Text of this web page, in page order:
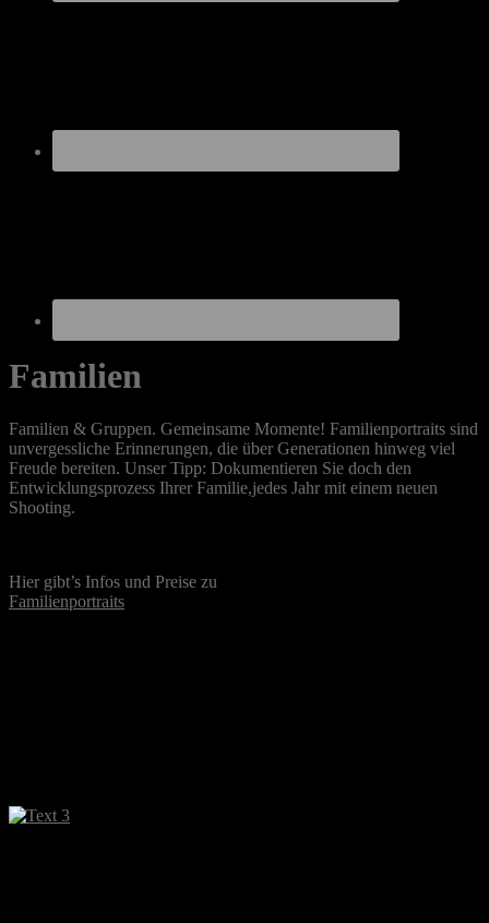
Familien
Familien & Gruppen. Gemeinsame Momente! Familienportraits sind
unvergessliche Erinnerungen, die über Generationen hinweg viel
Freude bereiten. Unser Tipp: Dokumentieren Sie doch den
Entwicklungsprozess Ihrer Familie,jedes Jahr mit einem neuen
Shooting.
Hier gibt’s Infos und Preise zu
Familienportraits